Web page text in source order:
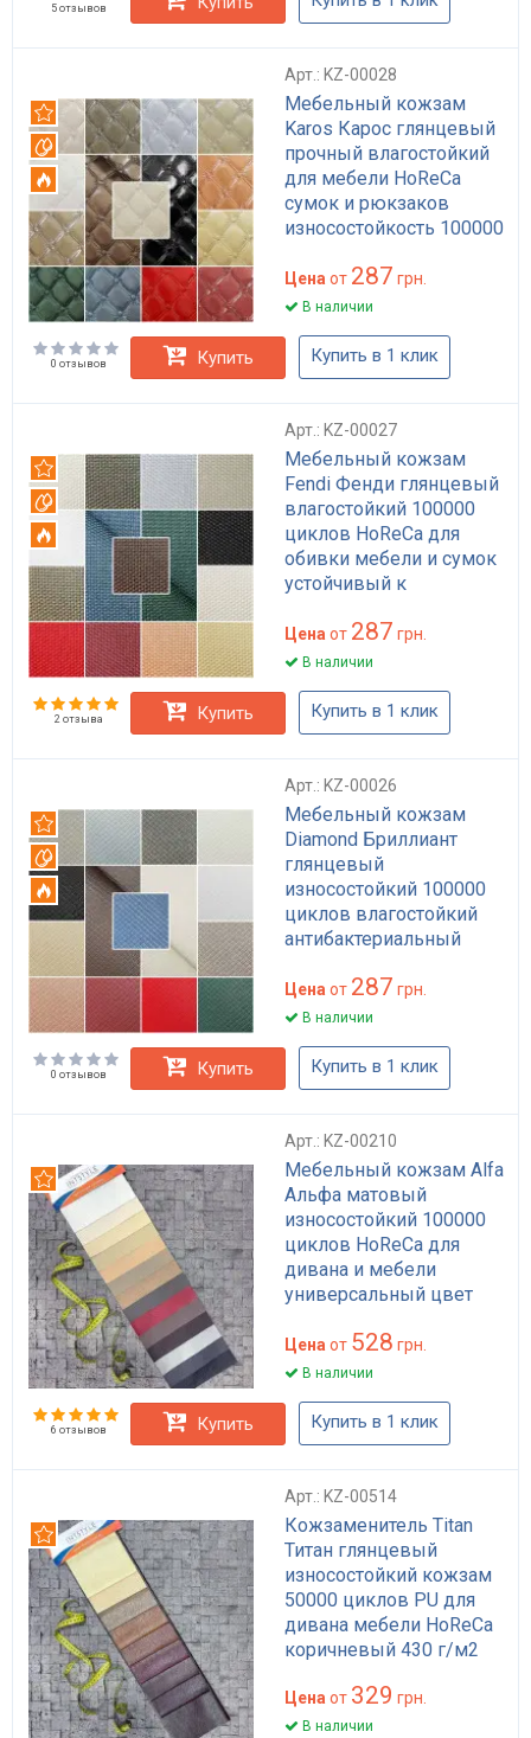
5 отзывов
Арт.: KZ-00028
Мебельный кожзам
Karos Карос глянцевый
прочный влагостойкий
для мебели HoReCa
сумок и рюкзаков
износостойкость 100000
Рекомендуем
Вотерпруф
Огнестойкий
Цена от 287 грн.
В наличии
0 отзывов Купить Купить в 1 клик
Арт.: KZ-00027
Мебельный кожзам
Fendi Фенди глянцевый
влагостойкий 100000
циклов HoReCa для
обивки мебели и сумок
устойчивый к
Рекомендуем
Вотерпруф
Огнестойкий
Цена от 287 грн.
В наличии
2 отзыва Купить Купить в 1 клик
Арт.: KZ-00026
Мебельный кожзам
Diamond Бриллиант
глянцевый
износостойкий 100000
циклов влагостойкий
антибактериальный
мебели и сумок черный
бежевый коричневый
Рекомендуем
Огнестойкий
Цена от 287 грн.
В наличии
0 отзывов Купить Купить в 1 клик
Арт.: KZ-00210
Мебельный кожзам Alfa
Альфа матовый
износостойкий 100000
циклов HoReCa для
дивана и мебели
универсальный цвет
Рекомендуем
Цена от 528 грн.
В наличии
6 отзывов Купить Купить в 1 клик
Арт.: KZ-00514
Кожзаменитель Titan
Титан глянцевый
износостойкий кожзам
50000 циклов PU для
дивана мебели HoReCa
коричневый 430 г/м2
Рекомендуем
Цена от 329 грн.
В наличии